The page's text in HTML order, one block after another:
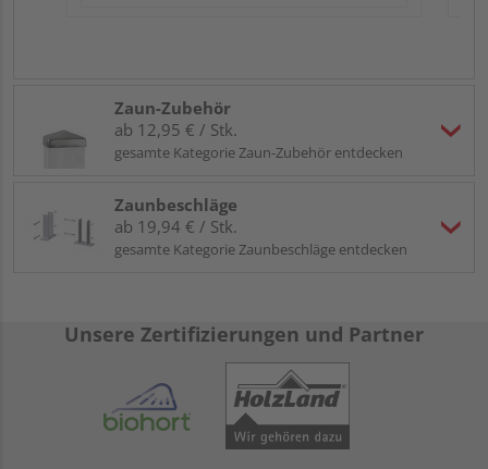
Zaun-Zubehör
ab 12,95 € / Stk.
gesamte Kategorie Zaun-Zubehör entdecken
Zaunbeschläge
ab 19,94 € / Stk.
gesamte Kategorie Zaunbeschläge entdecken
Unsere Zertifizierungen und Partner